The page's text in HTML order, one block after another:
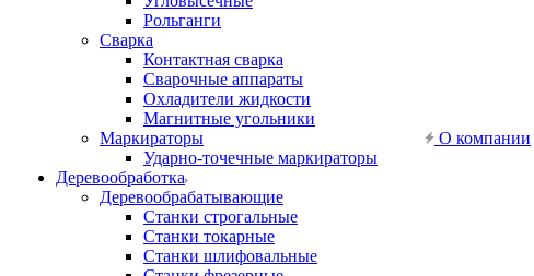
Рольганги
Сварка
Контактная сварка
Сварочные аппараты
Охладители жидкости
Магнитные угольники
Маркираторы
Ударно-точечные маркираторы
Деревообработка
Деревообрабатывающие
Станки строгальные
Станки токарные
Станки шлифовальные
О компании